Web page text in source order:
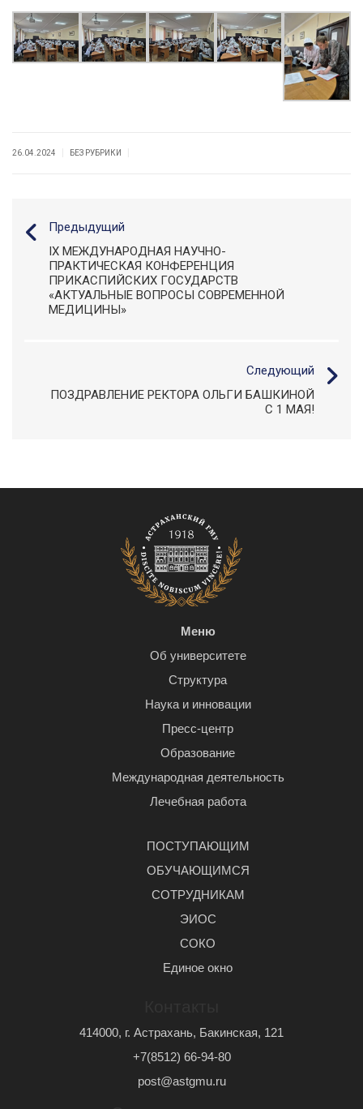
26.04.2024 БЕЗ РУБРИКИ
Предыдущий
IX МЕЖДУНАРОДНАЯ НАУЧНО-
ПРАКТИЧЕСКАЯ КОНФЕРЕНЦИЯ
ПРИКАСПИЙСКИХ ГОСУДАРСТВ
«АКТУАЛЬНЫЕ ВОПРОСЫ СОВРЕМЕННОЙ
МЕДИЦИНЫ»
Следующий
ПОЗДРАВЛЕНИЕ РЕКТОРА ОЛЬГИ БАШКИНОЙ
С 1 МАЯ!
Меню
Об университете
Структура
Наука и инновации
Пресс-центр
Образование
Международная деятельность
Лечебная работа
ПОСТУПАЮЩИМ
ОБУЧАЮЩИМСЯ
СОТРУДНИКАМ
ЭИОС
СОКО
Единое окно
414000, г. Астрахань, Бакинская, 121
+7(8512) 66-94-80
post@astgmu.ru